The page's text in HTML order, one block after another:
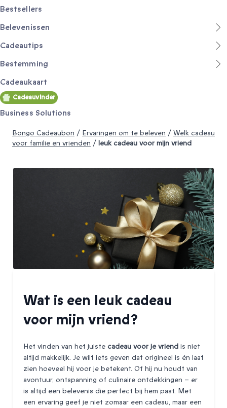
Bestsellers
Belevenissen
Cadeautips
Bestemming
Cadeaukaart
Cadeauvinder
Business Solutions
Bongo Cadeaubon / Ervaringen om te beleven / Welk cadeau
voor familie en vrienden / leuk cadeau voor mijn vriend
Wat is een leuk cadeau
voor mijn vriend?
Het vinden van het juiste cadeau voor je vriend is niet
altijd makkelijk. Je wilt iets geven dat origineel is én laat
zien hoeveel hij voor je betekent. Of hij nu houdt van
avontuur, ontspanning of culinaire ontdekkingen – er
is altijd een belevenis die perfect bij hem past. Met
een ervaring geef je niet zomaar een cadeau, maar een